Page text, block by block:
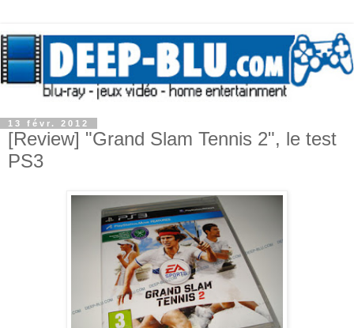
13 févr. 2012
[Review] "Grand Slam Tennis 2", le test
PS3